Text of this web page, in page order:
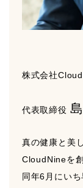
株式会社
代表取締役
真の健康と美
CloudNineを
同年6月にい